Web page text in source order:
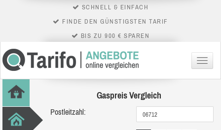
SCHNELL & EINFACH
FINDE DEN GÜNSTIGSTEN TARIF
BIS ZU 900 € SPAREN
Menü
Gaspreis Vergleich
Postleitzahl: